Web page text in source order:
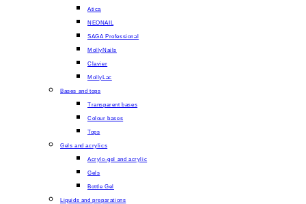
Atica
NEONAIL
SAGA Professional
MollyNails
Clavier
MollyLac
Bases and tops
Transparent bases
Colour bases
Tops
Gels and acrylics
Acrylo-gel and acrylic
Gels
Bottle Gel
Liquids and preparations